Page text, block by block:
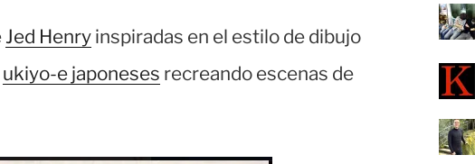
Jed Henry inspiradas en el estilo de dibujo
ukiyo-e japoneses recreando escenas de